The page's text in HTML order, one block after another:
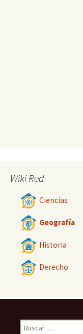
Wiki Red
Ciencias
Geografía
Historia
Derecho
Buscar: